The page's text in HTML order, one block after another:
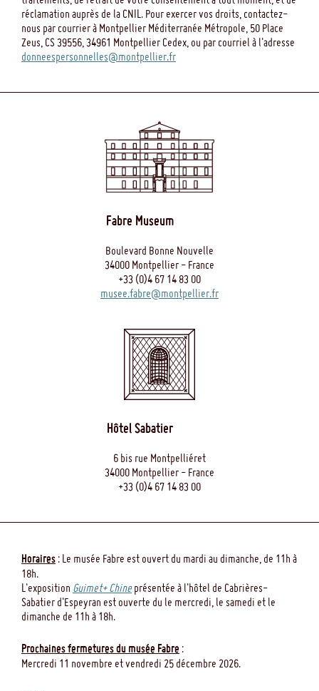
réclamation auprès de la CNIL. Pour exercer vos droits, contactez-
nous par courrier à Montpellier Méditerranée Métropole, 50 Place
Zeus, CS 39556, 34961 Montpellier Cedex, ou par courriel à l'adresse
donneespersonnelles@montpellier.fr
Fabre Museum
Boulevard Bonne Nouvelle
34000 Montpellier - France
+33 (0)4 67 14 83 00
musee.fabre@montpellier.fr
Hôtel Sabatier
6 bis rue Montpelliéret
34000 Montpellier - France
+33 (0)4 67 14 83 00
Horaires : Le musée Fabre est ouvert du mardi au dimanche, de 11h à
18h.
L'exposition Guimet+ Chineprésentée à l'hôtel de Cabrières-
Sabatier d'Espeyran est ouverte du le mercredi, le samedi et le
dimanche de 11h à 18h.
Prochaines fermetures du musée Fabre :
Mercredi 11 novembre et vendredi 25 décembre 2026.